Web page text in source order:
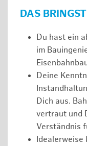
DAS
Du hast ein
im
Deine
Dich aus.
vertraut und
Verständnis
Idealerweise